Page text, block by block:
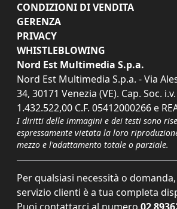
CONDIZIONI DI VENDITA
GERENZA
PRIVACY
WHISTLEBLOWING
Nord Est Multimedia S.p.a.
Nord Est Multimedia S.p.a. - Via
34, 30171 Venezia (VE). Cap. Soc.
1.432.522,00 C.F. 05412000266 e
I diritti delle immagini e dei testi sono
espressamente vietata la loro
mezzo e l'adattamento totale o parziale.
Per qualsiasi necessità o
servizio clienti è a tua completa